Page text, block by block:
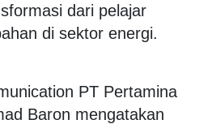
dari pelajar
di sektor energi.
PT Pertamina
Baron mengatakan